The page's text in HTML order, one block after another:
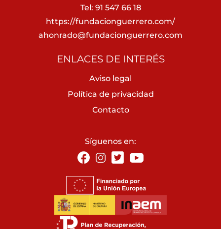
Tel: 91 547 66 18
https://fundacionguerrero.com/
ahonrado@fundacionguerrero.com
ENLACES DE INTERÉS
Aviso legal
Política de privacidad
Contacto
Síguenos en: